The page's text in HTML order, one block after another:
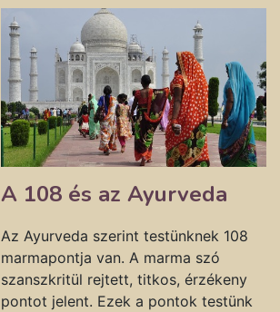
A 108 és az Ayurveda
Az Ayurveda szerint testünknek 108
marmapontja van. A marma szó
szanszkritül rejtett, titkos, érzékeny
pontot jelent. Ezek a pontok testünk